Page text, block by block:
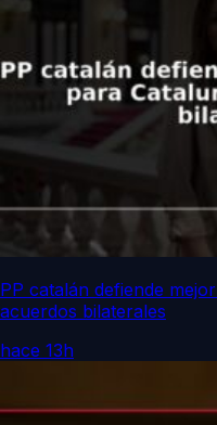
PP catalán defiende
acuerdos bilaterales
hace 13h